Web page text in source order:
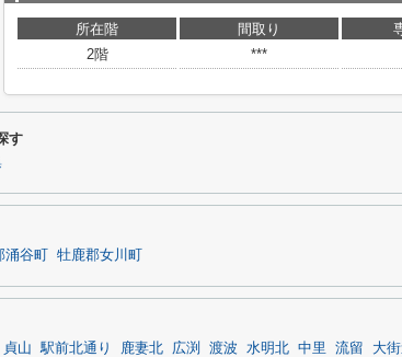
所在階 間取り
2階
***
す
谷町 牡鹿郡女川町
貞山 駅前北通り 鹿妻北 広渕 渡波 水明北 中里 流留 大